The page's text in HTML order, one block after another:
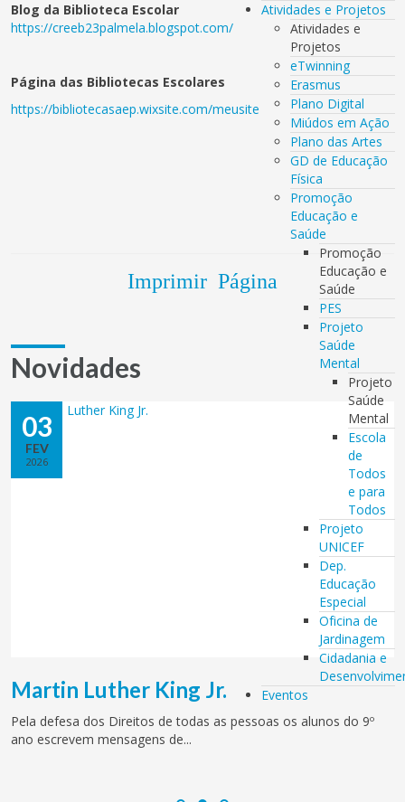
Atividades e Projetos
Atividades e
Projetos
eTwinning
Erasmus
Plano Digital
Miúdos em Ação
Plano das Artes
GD de Educação
Física
Promoção
Educação e
Saúde
Promoção
Educação e
Saúde
PES
Projeto
Saúde
Mental
Projeto
Saúde
Mental
Escola
de
Todos
e para
Todos
Projeto
UNICEF
Dep.
Educação
Especial
Oficina de
Jardinagem
Cidadania e
Eventos
Blog da Biblioteca Escolar
https://creeb23palmela.blogspot.com/
Página das Bibliotecas Escolares
https://bibliotecasaep.wixsite.com/meusite
Imprimir Página
Novidades
03
FEV
2026
Martin Luther King Jr.
Pela defesa dos Direitos de todas as pessoas os alunos do 9º
ano escrevem mensagens de...